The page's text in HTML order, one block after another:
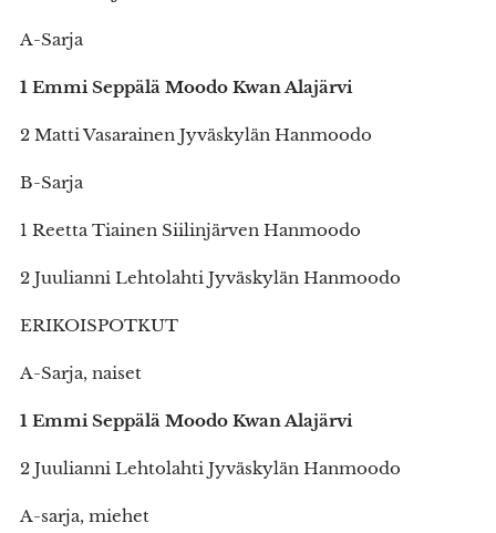
A-Sarja
1 Emmi Seppälä Moodo Kwan Alajärvi
2 Matti Vasarainen Jyväskylän Hanmoodo
B-Sarja
1 Reetta Tiainen Siilinjärven Hanmoodo
2 Juulianni Lehtolahti Jyväskylän Hanmoodo
ERIKOISPOTKUT
A-Sarja, naiset
1 Emmi Seppälä Moodo Kwan Alajärvi
2 Juulianni Lehtolahti Jyväskylän Hanmoodo
A-sarja, miehet